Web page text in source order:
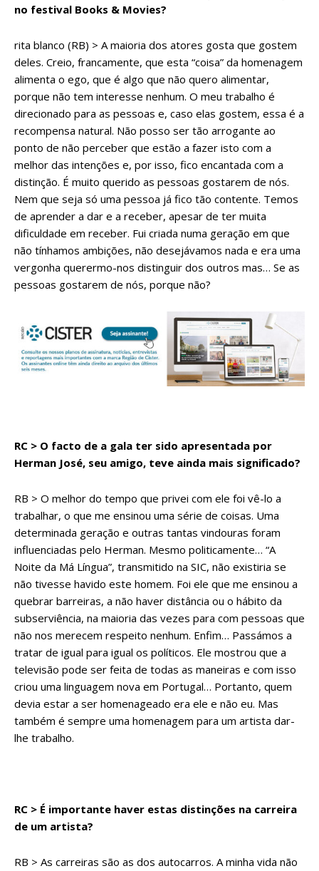
no festival Books & Movies?
rita blanco (RB) > A maioria dos atores gosta que gostem
deles. Creio, francamente, que esta “coisa” da homenagem
alimenta o ego, que é algo que não quero alimentar,
porque não tem interesse nenhum. O meu trabalho é
direcionado para as pessoas e, caso elas gostem, essa é a
recompensa natural. Não posso ser tão arrogante ao
ponto de não perceber que estão a fazer isto com a
melhor das intenções e, por isso, fico encantada com a
distinção. É muito querido as pessoas gostarem de nós.
Nem que seja só uma pessoa já fico tão contente. Temos
de aprender a dar e a receber, apesar de ter muita
dificuldade em receber. Fui criada numa geração em que
não tínhamos ambições, não desejávamos nada e era uma
vergonha querermo-nos distinguir dos outros mas… Se as
pessoas gostarem de nós, porque não?
RC > O facto de a gala ter sido apresentada por
Herman José, seu amigo, teve ainda mais significado?
RB > O melhor do tempo que privei com ele foi vê-lo a
trabalhar, o que me ensinou uma série de coisas. Uma
determinada geração e outras tantas vindouras foram
influenciadas pelo Herman. Mesmo politicamente… “A
Noite da Má Língua”, transmitido na SIC, não existiria se
não tivesse havido este homem. Foi ele que me ensinou a
quebrar barreiras, a não haver distância ou o hábito da
subserviência, na maioria das vezes para com pessoas que
não nos merecem respeito nenhum. Enfim… Passámos a
tratar de igual para igual os políticos. Ele mostrou que a
televisão pode ser feita de todas as maneiras e com isso
criou uma linguagem nova em Portugal… Portanto, quem
devia estar a ser homenageado era ele e não eu. Mas
também é sempre uma homenagem para um artista dar-
lhe trabalho.
RC > É importante haver estas distinções na carreira
de um artista?
RB > As carreiras são as dos autocarros. A minha vida não